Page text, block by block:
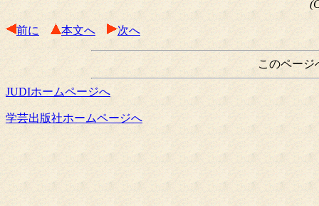
前に 本文へ 次へ
このページ
JUDIホームページへ
学芸出版社ホームページへ